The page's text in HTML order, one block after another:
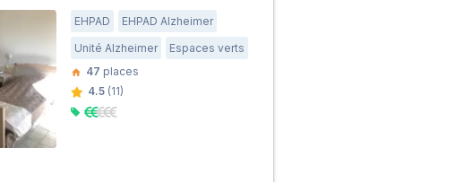
EHPAD
EHPAD Alzheimer
Unité Alzheimer
Espaces verts
47 places
4.5 (11)